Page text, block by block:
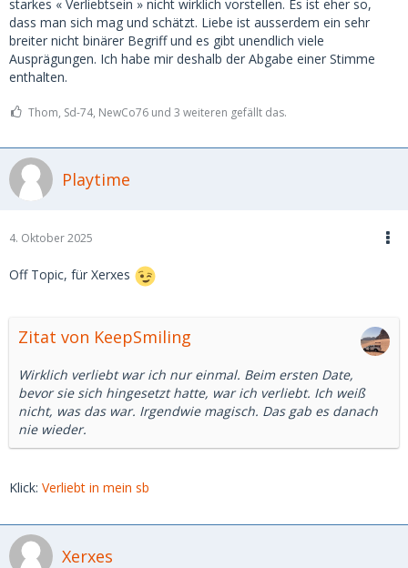
starkes « Verliebtsein » nicht wirklich vorstellen. Es ist eher so,
dass man sich mag und schätzt. Liebe ist ausserdem ein sehr
breiter nicht binärer Begriff und es gibt unendlich viele
Ausprägungen. Ich habe mir deshalb der Abgabe einer Stimme
enthalten.
Thom, Sd-74, NewCo76 und 3 weiteren gefällt das.
Playtime
4. Oktober 2025
Off Topic, für Xerxes
Zitat von KeepSmiling
Wirklich verliebt war ich nur einmal. Beim ersten Date,
bevor sie sich hingesetzt hatte, war ich verliebt. Ich weiß
nicht, was das war. Irgendwie magisch. Das gab es danach
nie wieder.
Klick: Verliebt in mein sb
Xerxes